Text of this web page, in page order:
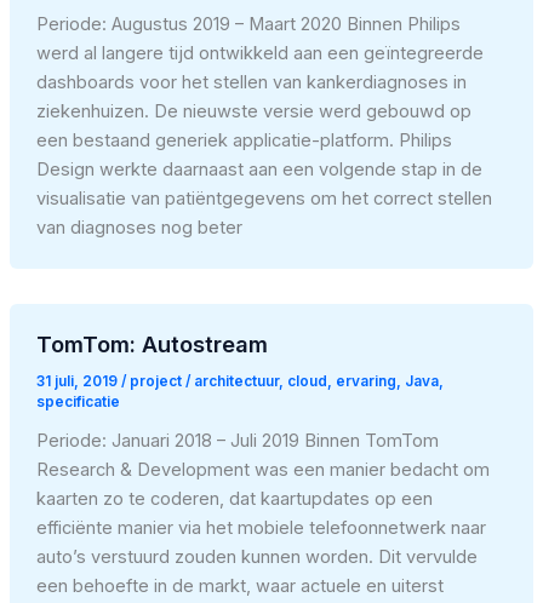
Periode: Augustus 2019 – Maart 2020 Binnen Philips
werd al langere tijd ontwikkeld aan een geïntegreerde
dashboards voor het stellen van kankerdiagnoses in
ziekenhuizen. De nieuwste versie werd gebouwd op
een bestaand generiek applicatie-platform. Philips
Design werkte daarnaast aan een volgende stap in de
visualisatie van patiëntgegevens om het correct stellen
van diagnoses nog beter
TomTom: Autostream
31 juli, 2019 / project/ architectuur, cloud ervaring Java,
specificatie
Periode: Januari 2018 – Juli 2019 Binnen TomTom
Research & Development was een manier bedacht om
kaarten zo te coderen, dat kaartupdates op een
efficiënte manier via het mobiele telefoonnetwerk naar
auto’s verstuurd zouden kunnen worden. Dit vervulde
een behoefte in de markt, waar actuele en uiterst